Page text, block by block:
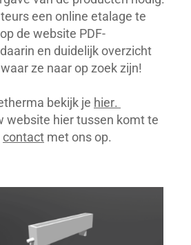
een online etalage te
de website PDF-
en duidelijk overzicht
ze naar op zoek zijn!
bekijk je hier.
website hier tussen komt te
contact met ons op.